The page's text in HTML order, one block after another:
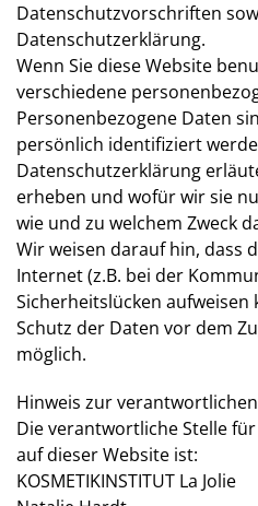
Datenschutzvorschriften
Datenschutzerklärung.
Wenn Sie diese Website
verschiedene
Personenbezogene Daten
persönlich identifiziert
Datenschutzerklärung
erheben und wofür wir sie
wie und zu welchem Zweck
Wir weisen darauf hin, dass
Internet (z.B. bei der
Sicherheitslücken aufweisen
Schutz der Daten vor dem
möglich.
Hinweis zur
Die verantwortliche Stelle
auf dieser Website ist:
KOSMETIKINSTITUT La Jolie